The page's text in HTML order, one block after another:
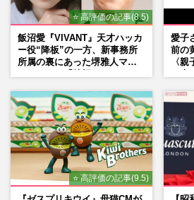
⭐ 高評価の記事(8.5)
飯沼愛『VIVANT』天才ハッカ
ー役“降板”の一方、新事務所
所属の裏にあった堺雅人マネ
愛子
前の
〈
⭐ 高評価の記事(9.5)